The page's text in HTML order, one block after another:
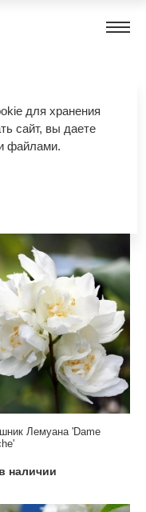
Лемуана 'Dame
наличии
для хранения
сайт, вы даете
файлами.